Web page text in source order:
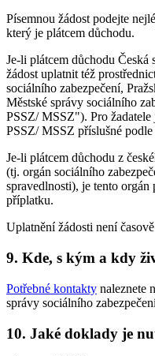
Písemnou žádost podejte
který je plátcem důchodu.
Je-li plátcem důchodu Česká
žádost uplatnit též
sociálního zabezpečení,
Městské správy sociálního
PSSZ/ MSSZ"). Pro
PSSZ/ MSSZ příslušné
Je-li plátcem důchodu z
(tj. orgán sociálního
spravedlnosti), je tento
příplatku.
Uplatnění žádosti není
9. Kde, s kým a kdy
Potřebné kontakty naleznete
správy sociálního
10. Jaké doklady je